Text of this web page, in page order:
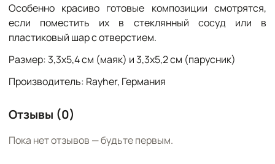
Особенно красиво готовые композиции смотрятся,
если поместить их в стеклянный сосуд или в
пластиковый шар с отверстием.
Размер: 3,3х5,4 см (маяк) и 3,3х5,2 см (парусник)
Производитель: Rayher, Германия
Отзывы (0)
Пока нет отзывов — будьте первым.